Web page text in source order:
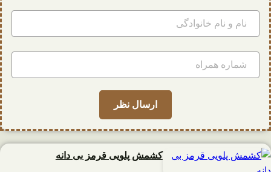
کشمش پلویی قرمز بی دانه